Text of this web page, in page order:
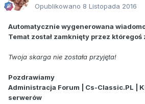
Opublikowano 8 Listopada 2016
Automatycznie wygenerowana
Temat został zamknięty przez któregoś
Twoja skarga nie została przyjęta!
Pozdrawiamy
Administracja Forum | Cs-Classic.PL |
serwerów